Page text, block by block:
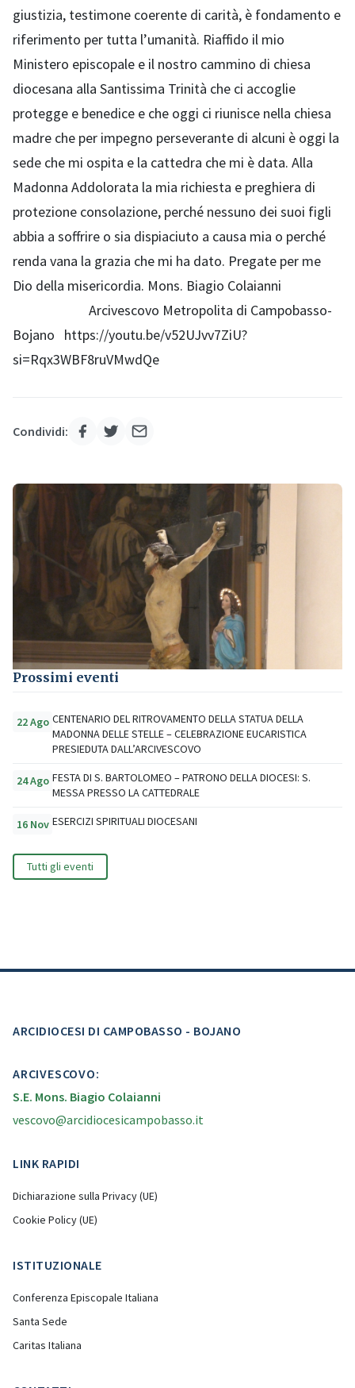
Condividi:
Prossimi eventi
22 Ago CENTENARIO DEL RITROVAMENTO DELLA STATUA DELLA
MADONNA DELLE STELLE – CELEBRAZIONE EUCARISTICA
PRESIEDUTA DALL’ARCIVESCOVO
24 Ago FESTA DI S. BARTOLOMEO – PATRONO DELLA DIOCESI: S.
MESSA PRESSO LA CATTEDRALE
16 Nov ESERCIZI SPIRITUALI DIOCESANI
Tutti gli eventi
ARCIDIOCESI DI CAMPOBASSO - BOJANO
ARCIVESCOVO:
S.E. Mons. Biagio Colaianni
vescovo@arcidiocesicampobasso.it
LINK RAPIDI
Dichiarazione sulla Privacy (UE)
Cookie Policy (UE)
ISTITUZIONALE
Conferenza Episcopale Italiana
Santa Sede
Caritas Italiana